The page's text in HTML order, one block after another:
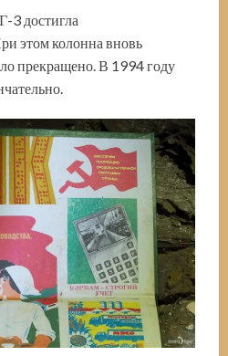
3 достигла
этом колонна вновь
прекращено. В 1994 году